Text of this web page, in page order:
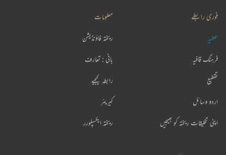
فوری رابطے
عطیہ
فرہنگ قافیہ
تقطیع
اردو وسائل
اپنی تخلیقات ریختہ کو بھیجیں
معلومات
ریختہ فاؤنڈیشن
بانی : تعارف
رابطہ کیجیے
کیریئر
ریختہ ایکسپلورر